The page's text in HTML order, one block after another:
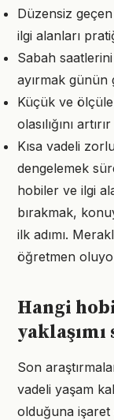
Düzensiz
ilgi alanları
Sabah
ayırmak günün
Küçük ve
olasılığını artırır
Kısa vadeli
dengelemek
hobiler ve ilgi
bırakmak,
ilk adımı.
öğretmen
Hangi
yaklaşımı
Son
vadeli yaşam
olduğuna